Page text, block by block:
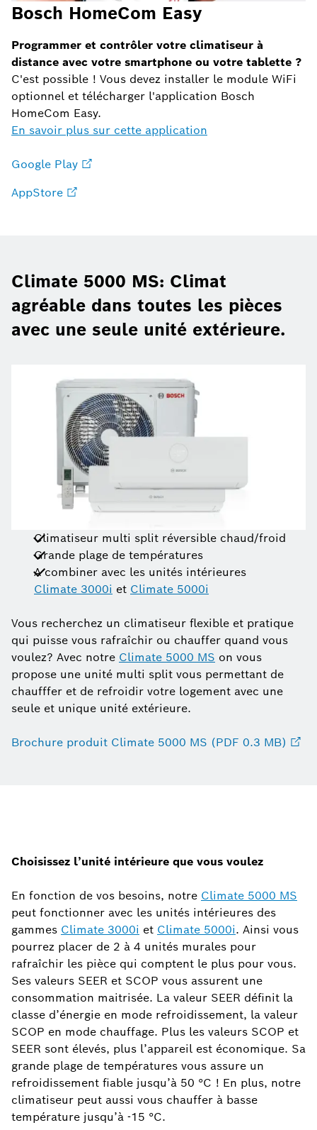
Bosch HomeCom Easy
Programmer et contrôler votre climatiseur à
distance avec votre smartphone ou votre tablette ?
C'est possible ! Vous devez installer le module WiFi
optionnel et télécharger l'application Bosch
HomeCom Easy.
En savoir plus sur cette application
Google Play
AppStore
Climate 5000 MS: Climat
agréable dans toutes les pièces
avec une seule unité extérieure.
Climatiseur multi split réversible chaud/froid
Grande plage de températures
A combiner avec les unités intérieures
Climate 3000i et Climate 5000i
Vous recherchez un climatiseur flexible et pratique
qui puisse vous rafraîchir ou chauffer quand vous
voulez? Avec notre Climate 5000 MS on vous
propose une unité multi split vous permettant de
chaufffer et de refroidir votre logement avec une
seule et unique unité extérieure.
Brochure produit Climate 5000 MS (PDF 0.3 MB)
Choisissez l’unité intérieure que vous voulez
En fonction de vos besoins, notre Climate 5000 MS
peut fonctionner avec les unités intérieures des
gammes Climate 3000i et Climate 5000i. Ainsi vous
pourrez placer de 2 à 4 unités murales pour
rafraîchir les pièce qui comptent le plus pour vous.
Ses valeurs SEER et SCOP vous assurent une
consommation maitrisée. La valeur SEER définit la
classe d’énergie en mode refroidissement, la valeur
SCOP en mode chauffage. Plus les valeurs SCOP et
SEER sont élevés, plus l’appareil est économique. Sa
grande plage de températures vous assure un
refroidissement fiable jusqu’à 50 °C ! En plus, notre
climatiseur peut aussi vous chauffer à basse
température jusqu’à -15 °C.